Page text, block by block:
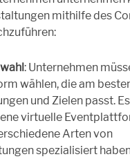
mithilfe des
: Unternehmen
wählen, die am
und Zielen passt.
virtuelle
Arten von
spezialisiert